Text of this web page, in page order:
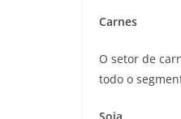
Carnes
O setor de
todo o